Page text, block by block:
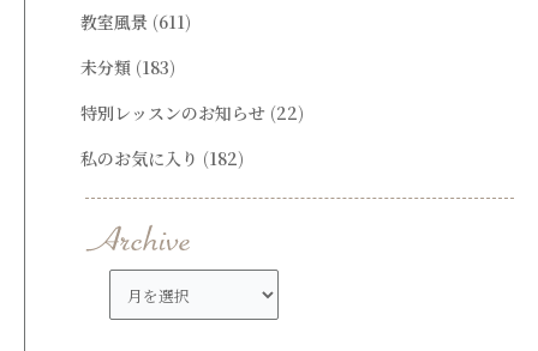
教室風景 (611)
未分類 (183)
特別レッスンのお知らせ (22)
私のお気に入り (182)
カ